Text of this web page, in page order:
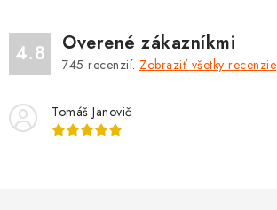
4.8 Overené zákazníkmi
745 recenzií. Zobraziť všetky recenzie
Tomáš Janovič